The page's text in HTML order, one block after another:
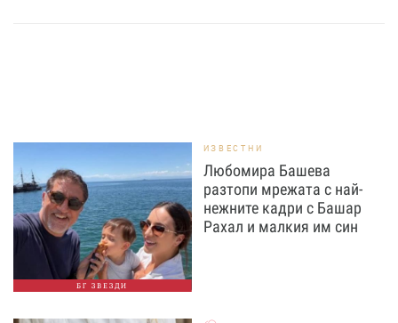
БГ ЗВЕЗДИ
ИЗВЕСТНИ
Любомира Башева
разтопи мрежата с най-
нежните кадри с Башар
Рахал и малкия им син